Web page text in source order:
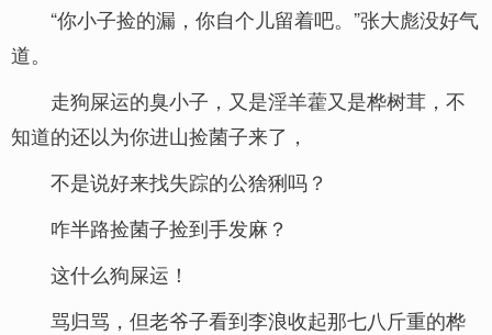
“你小子捡的漏，你自个儿留着吧。”张大彪没好气
道。
走狗屎运的臭小子，又是淫羊藿又是桦树茸，不
知道的还以为你进山捡菌子来了，
不是说好来找失踪的公猞猁吗？
咋半路捡菌子捡到手发麻？
这什么狗屎运！
骂归骂，但老爷子看到李浪收起那七八斤重的桦